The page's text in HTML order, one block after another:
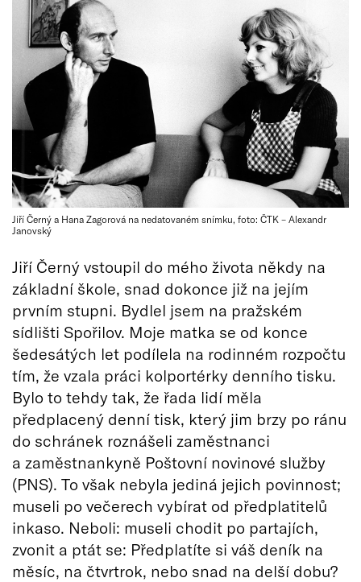
Jiří Černý a Hana Zagorová na nedatovaném snímku, foto: ČTK – Alexandr
Janovský
Jiří Černý vstoupil do mého života někdy na
základní škole, snad dokonce již na jejím
prvním stupni. Bydlel jsem na pražském
sídlišti Spořilov. Moje matka se od konce
šedesátých let podílela na rodinném rozpočtu
tím, že vzala práci kolportérky denního tisku.
Bylo to tehdy tak, že řada lidí měla
předplacený denní tisk, který jim brzy po ránu
do schránek roznášeli zaměstnanci
a zaměstnankyně Poštovní novinové služby
(PNS). To však nebyla jediná jejich povinnost;
museli po večerech vybírat od předplatitelů
inkaso. Neboli: museli chodit po partajích,
zvonit a ptát se: Předplatíte si váš deník na
měsíc, na čtvrtrok, nebo snad na delší dobu?